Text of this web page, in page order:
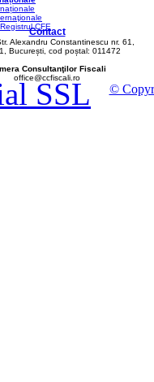
CFE
Contact
Alexandru Constantinescu nr. 61,
București, cod poștal: 011472
Consultanţilor Fiscali
office@ccfiscali.ro
©
SSL